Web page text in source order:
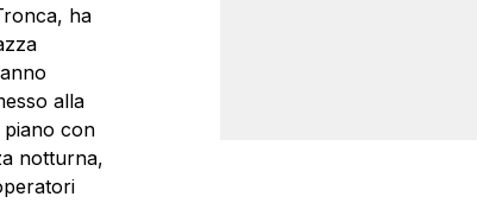
ha
alla
con
notturna,